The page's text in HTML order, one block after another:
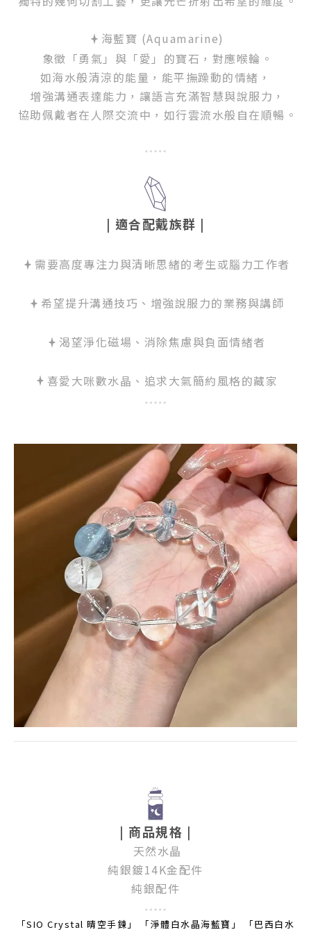
海藍寶 (Aquamarine)
象徵「勇氣」與「愛」的寶石，對應喉輪。
如海水般清涼的能量，能平撫躁動的情緒，
增強溝通表達能力，讓語言充滿智慧與說服力，
協助佩戴者在人際交流中，如行雲流水般自在順暢。
| 適合配戴族群 |
需要高度專注力與清晰思緒的考生或腦力工作者
希望提升溝通技巧、增強說服力的業務與講師
渴望淨化磁場、消除焦慮與負面情緒者
喜愛大咪數水晶、追求大氣簡約風格的藏家
| 商品規格 |
天然水晶
純銀鍍14K金配件
純銀配件
「SIO Crystal 晴空手鍊」 「淨體白水晶海藍寶」 「巴西白水